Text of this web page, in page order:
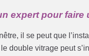
expert pour
il se peut que
double vitrage peut